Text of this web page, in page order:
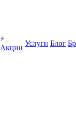
Акции
Услуги Блог